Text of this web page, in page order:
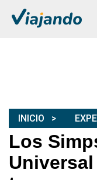
INICIO
Los